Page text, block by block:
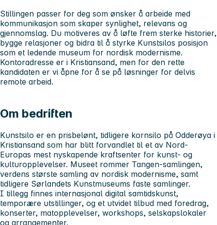
Stillingen passer for deg som ønsker å arbeide med
kommunikasjon som skaper synlighet, relevans og
gjennomslag. Du motiveres av å løfte frem sterke historier,
bygge relasjoner og bidra til å styrke Kunstsilos posisjon
som et ledende museum for nordisk modernisme.
Kontoradresse er i Kristiansand, men for den rette
kandidaten er vi åpne for å se på løsninger for delvis
remote arbeid.
Om bedriften
Kunstsilo er en prisbelønt, tidligere kornsilo på Odderøya i
Kristiansand som har blitt forvandlet til et av Nord-
Europas mest nyskapende kraftsenter for kunst- og
kulturopplevelser. Museet rommer Tangen-samlingen,
verdens største samling av nordisk modernisme, samt
tidligere Sørlandets Kunstmuseums faste samlinger.
I tillegg finnes internasjonal digital samtidskunst,
temporære utstillinger, og et utvidet tilbud med foredrag,
konserter, matopplevelser, workshops, selskapslokaler
og arrangementer.